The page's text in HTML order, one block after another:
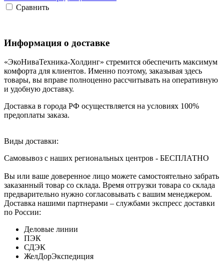
Сравнить
Информация о доставке
«ЭкоНиваТехника-Холдинг» стремится обеспечить максимум
комфорта для клиентов. Именно поэтому, заказывая здесь
товары, вы вправе полноценно рассчитывать на оперативную
и удобную доставку.
Доставка в города РФ осуществляется на условиях 100%
предоплаты заказа.
Виды доставки:
Самовывоз с наших региональных центров - БЕСПЛАТНО
Вы или ваше доверенное лицо можете самостоятельно забрать
заказанный товар со склада. Время отгрузки товара со склада
предварительно нужно согласовывать с вашим менеджером.
Доставка нашими партнерами – службами экспресс доставки
по России:
Деловые линии
ПЭК
СДЭК
ЖелДорЭкспедиция